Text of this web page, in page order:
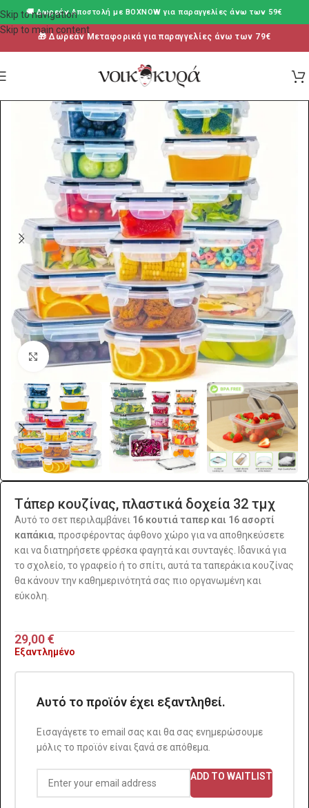
Skip to navigation
Skip to main content
🚚 Δωρεάν Aποστολή με BOXNOW για παραγγελίες άνω των 59€
🎁 Δωρεάν Μεταφορικά για παραγγελίες άνω των 79€
Click to enlarge
Τάπερ κουζίνας, πλαστικά δοχεία 32 τμχ
Αυτό το σετ περιλαμβάνει 16 κουτιά ταπερ και 16 ασορτί
καπάκια, προσφέροντας άφθονο χώρο για να αποθηκεύσετε
και να διατηρήσετε φρέσκα φαγητά και συνταγές. Ιδανικά για
το σχολείο, το γραφείο ή το σπίτι, αυτά τα ταπεράκια κουζίνας
θα κάνουν την καθημερινότητά σας πιο οργανωμένη και
εύκολη.
29,00€
Εξαντλημένο
Αυτό το προϊόν έχει εξαντληθεί.
Εισαγάγετε το email σας και θα σας ενημερώσουμε
μόλις το προϊόν είναι ξανά σε απόθεμα.
ADD TO WAITLIST